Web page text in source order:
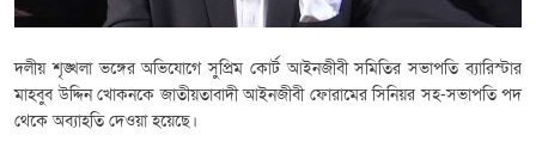
দলীয় শৃঙ্খলা ভঙ্গের অভিযোগে সুপ্রিম কোর্ট আইনজীবী সমিতির সভাপতি ব্যারিস্টার
মাহবুব উদ্দিন খোকনকে জাতীয়তাবাদী আইনজীবী ফোরামের সিনিয়র সহ-সভাপতি পদ
থেকে অব্যাহতি দেওয়া হয়েছে।